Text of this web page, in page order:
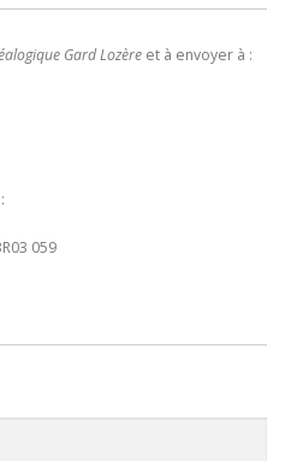
Gard Lozère et à envoyer à :
059